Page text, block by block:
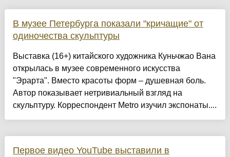
В музее Петербурга показали "кричащие" от
одиночества скульптуры
Выставка (16+) китайского художника Куньчжао Вана
открылась в музее современного искусства
"Эрарта". Вместо красоты форм – душевная боль.
Автор показывает нетривиальный взгляд на
скульптуру. Корреспондент Metro изучил экспонаты....
Первое видео YouTube выставили в